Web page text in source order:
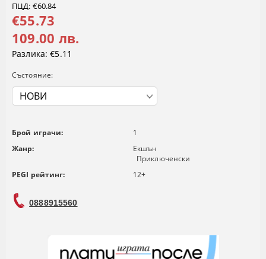
ПЦД: €60.84
€55.73
109.00 лв.
Разлика: €5.11
Състояние:
Брой играчи:
1
Жанр:
Екшън
Приключенски
PEGI рейтинг:
12+
0888915560